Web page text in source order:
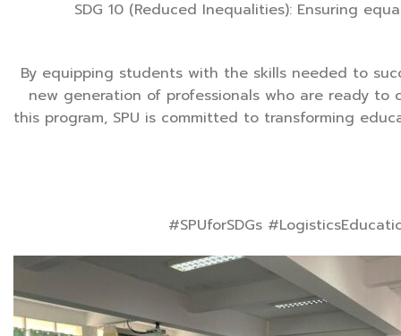
SDG 10 (Reduced Inequalities): Ensuring
By equipping students with the skills needed to
new generation of professionals who are ready
this program, SPU is committed to transforming
#SPUforSDGs